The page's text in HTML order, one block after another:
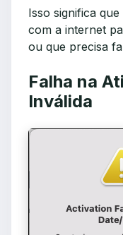
Isso significa
com a internet
ou que precisa
Falha na
Inválida